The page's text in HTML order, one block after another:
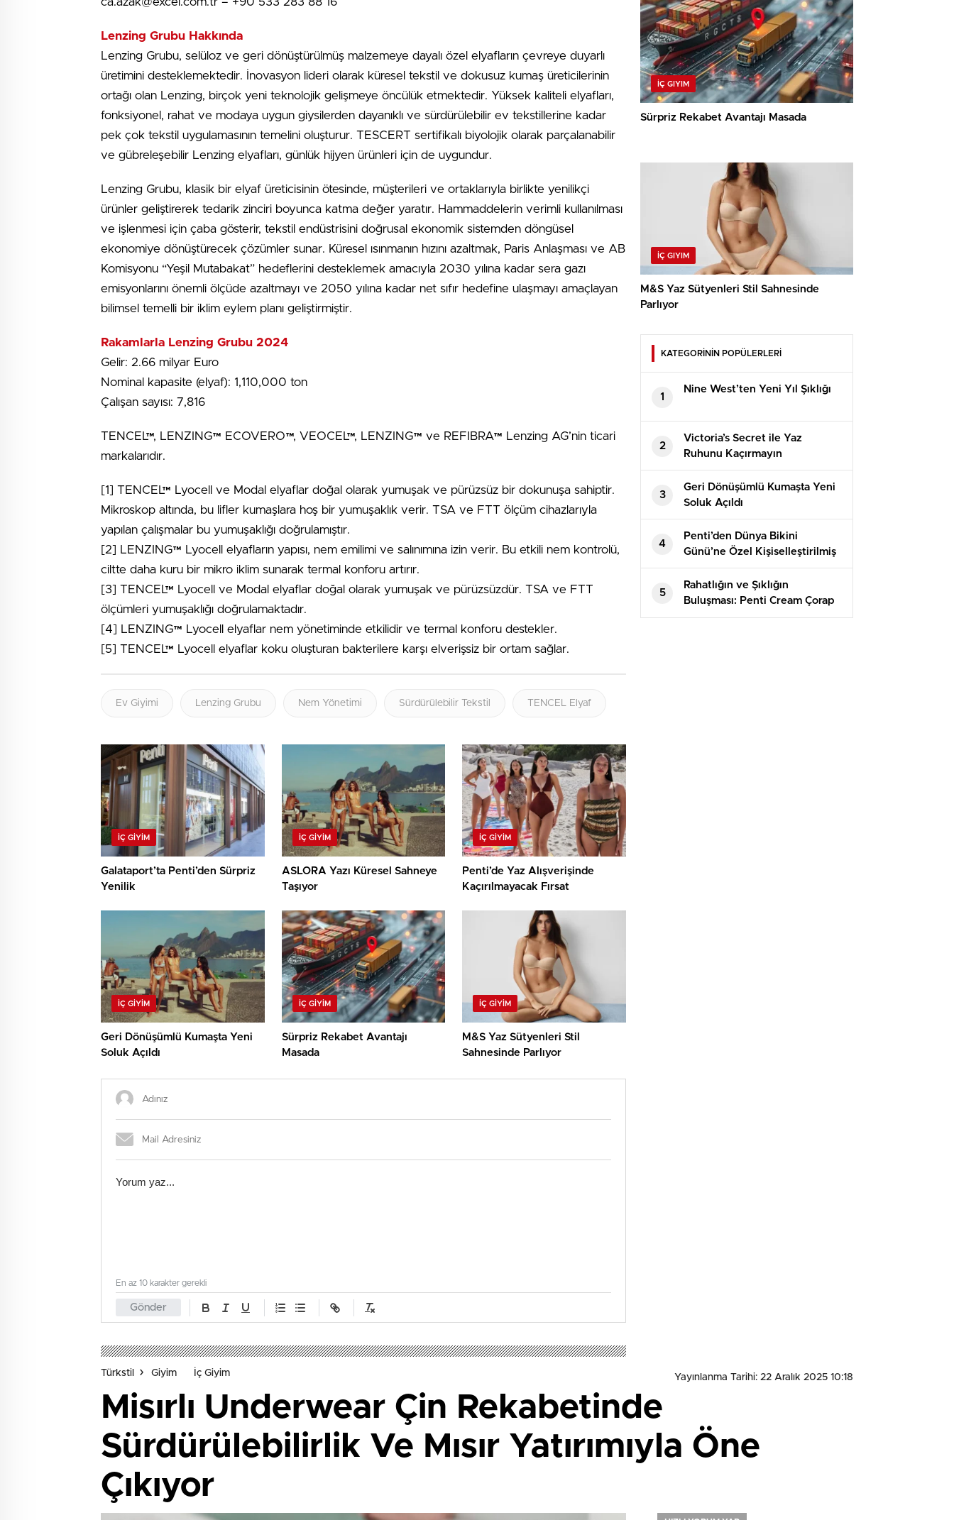
Lenzing Grubu Hakkında
Lenzing Grubu, selüloz ve geri dönüştürülmüş malzemeye dayalı özel elyafların çevreye duyarlı
üretimini desteklemektedir. İnovasyon lideri olarak küresel tekstil ve dokusuz kumaş üreticilerinin
ortağı olan Lenzing, birçok yeni teknolojik gelişmeye öncülük etmektedir. Yüksek kaliteli elyafları,
fonksiyonel, rahat ve modaya uygun giysilerden dayanıklı ve sürdürülebilir ev tekstillerine kadar
pek çok tekstil uygulamasının temelini oluşturur. TESCERT sertifikalı biyolojik olarak parçalanabilir
ve gübreleşebilir Lenzing elyafları, günlük hijyen ürünleri için de uygundur.
Lenzing Grubu, klasik bir elyaf üreticisinin ötesinde, müşterileri ve ortaklarıyla birlikte yenilikçi
ürünler geliştirerek tedarik zinciri boyunca katma değer yaratır. Hammaddelerin verimli kullanılması
ve işlenmesi için çaba gösterir, tekstil endüstrisini doğrusal ekonomik sistemden döngüsel
ekonomiye dönüştürecek çözümler sunar. Küresel ısınmanın hızını azaltmak, Paris Anlaşması ve AB
Komisyonu “Yeşil Mutabakat” hedeflerini desteklemek amacıyla 2030 yılına kadar sera gazı
emisyonlarını önemli ölçüde azaltmayı ve 2050 yılına kadar net sıfır hedefine ulaşmayı amaçlayan
bilimsel temelli bir iklim eylem planı geliştirmiştir.
Rakamlarla Lenzing Grubu 2024
Gelir: 2.66 milyar Euro
Nominal kapasite (elyaf): 1,110,000 ton
Çalışan sayısı: 7,816
TENCEL™, LENZING™ ECOVERO™, VEOCEL™, LENZING™ ve REFIBRA™ Lenzing AG’nin ticari
markalarıdır.
[1] TENCEL™ Lyocell ve Modal elyaflar doğal olarak yumuşak ve pürüzsüz bir dokunuşa sahiptir.
Mikroskop altında, bu lifler kumaşlara hoş bir yumuşaklık verir. TSA ve FTT ölçüm cihazlarıyla
yapılan çalışmalar bu yumuşaklığı doğrulamıştır.
[2] LENZING™ Lyocell elyafların yapısı, nem emilimi ve salınımına izin verir. Bu etkili nem kontrolü,
ciltte daha kuru bir mikro iklim sunarak termal konforu artırır.
[3] TENCEL™ Lyocell ve Modal elyaflar doğal olarak yumuşak ve pürüzsüzdür. TSA ve FTT
ölçümleri yumuşaklığı doğrulamaktadır.
[4] LENZING™ Lyocell elyaflar nem yönetiminde etkilidir ve termal konforu destekler.
[5] TENCEL™ Lyocell elyaflar koku oluşturan bakterilere karşı elverişsiz bir ortam sağlar.
Ev Giyimi Lenzing Grubu Nem Yönetimi Sürdürülebilir Tekstil TENCEL Elyaf
İÇ GIYIM
Galataport’ta Penti’den Sürpriz
Yenilik
İÇ GIYIM
ASLORA Yazı Küresel Sahneye
Taşıyor
İÇ GIYIM
Penti’de Yaz Alışverişinde
Kaçırılmayacak Fırsat
İÇ GIYIM
Geri Dönüşümlü Kumaşta Yeni
Soluk Açıldı
İÇ GIYIM
Sürpriz Rekabet Avantajı
Masada
İÇ GIYIM
M&S Yaz Sütyenleri Stil
Sahnesinde Parlıyor
Gönder
En az 10 karakter gerekli
İÇ GIYIM
Sürpriz Rekabet Avantajı Masada
İÇ GIYIM
M&S Yaz Sütyenleri Stil Sahnesinde
Parlıyor
KATEGORİNİN POPÜLERLERİ
1
Nine West’ten Yeni Yıl Şıklığı
2
Victoria’s Secret ile Yaz
Ruhunu Kaçırmayın
3
Geri Dönüşümlü Kumaşta Yeni
Soluk Açıldı
4
Penti’den Dünya Bikini
Günü’ne Özel Kişiselleştirilmiş
Bir Deneyim
5
Rahatlığın ve Şıklığın
Buluşması: Penti Cream Çorap
Türkstil Giyim İç Giyim Yayınlanma Tarihi: 22 Aralık 2025 10:18
Misırlı Underwear Çin Rekabetinde
Sürdürülebilirlik Ve Mısır Yatırımıyla Öne
Çıkıyor